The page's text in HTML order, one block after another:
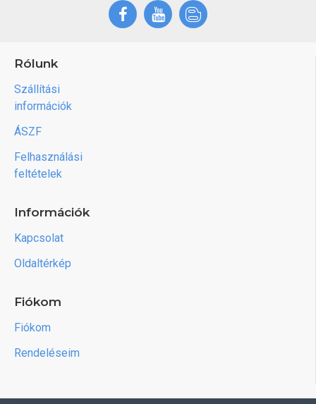
Rólunk
Szállítási
információk
ÁSZF
Felhasználási
feltételek
Információk
Kapcsolat
Oldaltérkép
Fiókom
Fiókom
Rendeléseim